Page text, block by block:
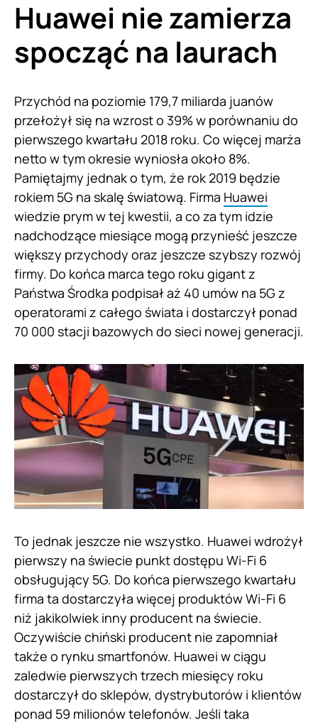
Huawei nie zamierza
spocząć na laurach
Przychód na poziomie 179,7 miliarda juanów
przełożył się na wzrost o 39% w porównaniu do
pierwszego kwartału 2018 roku. Co więcej marża
netto w tym okresie wyniosła około 8%.
Pamiętajmy jednak o tym, że rok 2019 będzie
rokiem 5G na skalę światową. Firma Huawei
wiedzie prym w tej kwestii, a co za tym idzie
nadchodzące miesiące mogą przynieść jeszcze
większy przychody oraz jeszcze szybszy rozwój
firmy. Do końca marca tego roku gigant z
Państwa Środka podpisał aż 40 umów na 5G z
operatorami z całego świata i dostarczył ponad
70 000 stacji bazowych do sieci nowej generacji.
To jednak jeszcze nie wszystko. Huawei wdrożył
pierwszy na świecie punkt dostępu Wi-Fi 6
obsługujący 5G. Do końca pierwszego kwartału
firma ta dostarczyła więcej produktów Wi-Fi 6
niż jakikolwiek inny producent na świecie.
Oczywiście chiński producent nie zapomniał
także o rynku smartfonów. Huawei w ciągu
zaledwie pierwszych trzech miesięcy roku
dostarczył do sklepów, dystrybutorów i klientów
ponad 59 milionów telefonów. Jeśli taka